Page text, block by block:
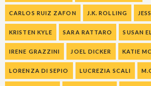
CARLOS RUIZ ZAFON J.K. ROLLING
KRISTEN KYLE SARA RATTARO SUSAN
IRENE GRAZZINI JOEL DICKER KATIE
LORENZA DI SEPIO LUCREZIA SCALI